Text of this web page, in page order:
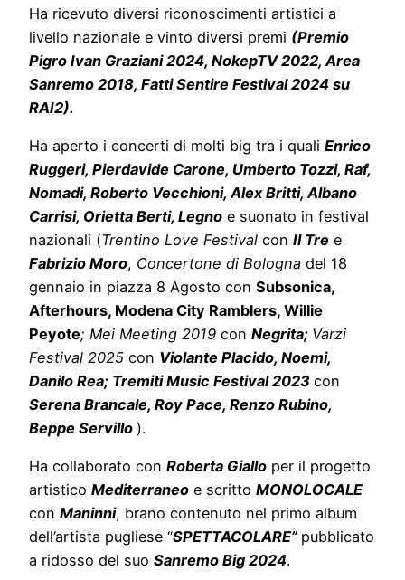
Ha ricevuto diversi riconoscimenti artistici a
livello nazionale e vinto diversi premi (Premio
Pigro Ivan Graziani 2024, NokepTV 2022, Area
Sanremo 2018, Fatti Sentire Festival 2024 su
RAI2).
Ha aperto i concerti di molti big tra i quali Enrico
Ruggeri, Pierdavide Carone, Umberto Tozzi, Raf,
Nomadi, Roberto Vecchioni, Alex Britti, Albano
Carrisi, Orietta Berti, Legno e suonato in festival
nazionali (Trentino Love Festival con Il Tre e
Fabrizio Moro, Concertone di Bologna del 18
gennaio in piazza 8 Agosto con Subsonica,
Afterhours, Modena City Ramblers, Willie
Peyote; Mei Meeting 2019 con Negrita; Varzi
Festival 2025 con Violante Placido, Noemi,
Danilo Rea; Tremiti Music Festival 2023 con
Serena Brancale, Roy Pace, Renzo Rubino,
Beppe Servillo ).
Ha collaborato con Roberta Giallo per il progetto
artistico Mediterraneo e scritto MONOLOCALE
con Maninni, brano contenuto nel primo album
dell’artista pugliese “SPETTACOLARE” pubblicato
a ridosso del suo Sanremo Big 2024.